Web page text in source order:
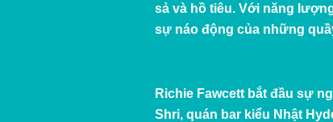
sả và hồ tiêu. Với năng
sự náo động của những
Richie Fawcett bắt đầu sự
Shri, quán bar kiểu Nhật